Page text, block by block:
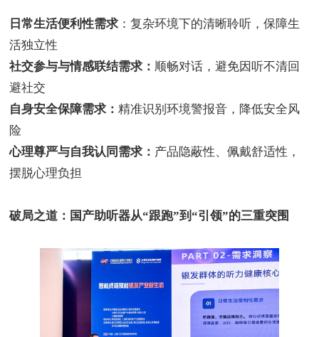
日常生活便利性需求 ：复杂环境下的清晰聆听，保障生
活独立性
社交参与与情感联结需求： 顺畅对话，避免因听不清回
避社交
自身安全保障需求：精准识别环境警报音，降低安全风
险
心理尊严与自我认同需求： 产品隐蔽性、佩戴舒适性，
摆脱心理负担
破局之道：国产助听器从“跟跑”到“引领”的三重突围